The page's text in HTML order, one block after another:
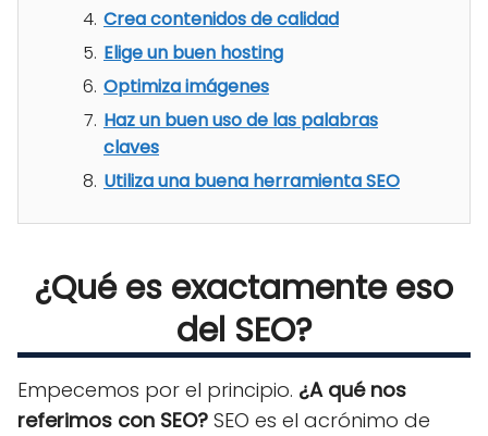
Crea contenidos de calidad
Elige un buen hosting
Optimiza imágenes
Haz un buen uso de las palabras
claves
Utiliza una buena herramienta SEO
¿Qué es exactamente eso
del SEO?
Empecemos por el principio. ¿A qué nos
referimos con SEO? SEO es el acrónimo de